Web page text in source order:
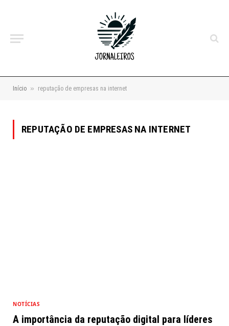
Início » reputação de empresas na internet
REPUTAÇÃO DE EMPRESAS NA INTERNET
NOTÍCIAS
A importância da reputação digital para líderes